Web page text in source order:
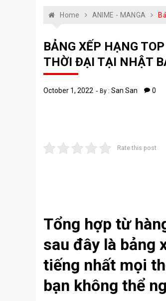
Home ANIME - MANGA
BẢNG XẾP HẠNG
THỜI ĐẠI TẠI NHẬT
October 1, 2022 By : San San 0
Rate this post
Tổng hợp từ
sau đây là bảng
tiếng nhất mọi
bạn không thể